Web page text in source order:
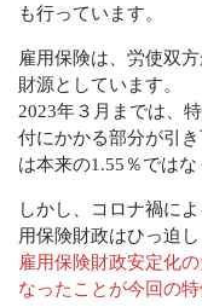
も行っています。
雇用保険は、労使双
財源としています。
2023年３月までは、
付にかかる部分が引
は本来の1.55％ではな
しかし、コロナ禍に
用保険財政はひっ迫し
雇用保険財政安定化
なったことが今回の